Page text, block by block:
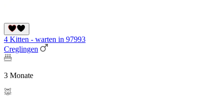
4 Kitten - warten in 97993
Creglingen
3 Monate